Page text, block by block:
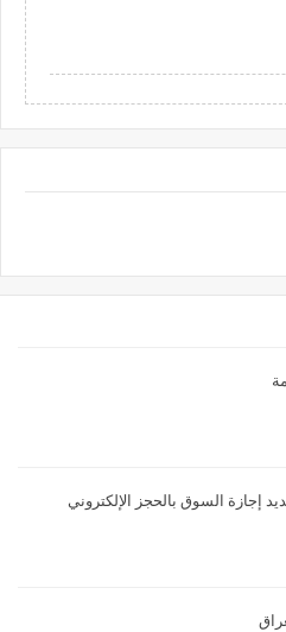
إجازة السوق بالحجز الإلكتروني